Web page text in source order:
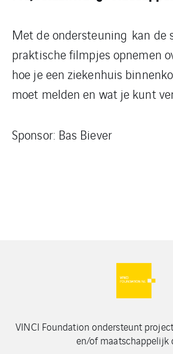
Met de ondersteuning kan de
praktische filmpjes opnemen
hoe je een ziekenhuis
moet melden en wat je kunt
Sponsor: Bas Biever
VINCI Foundation ondersteunt
en/of maatschappelijk